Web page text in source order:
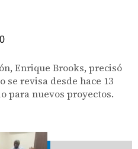
Enrique Brooks, precisó
revisa desde hace 13
para nuevos proyectos.